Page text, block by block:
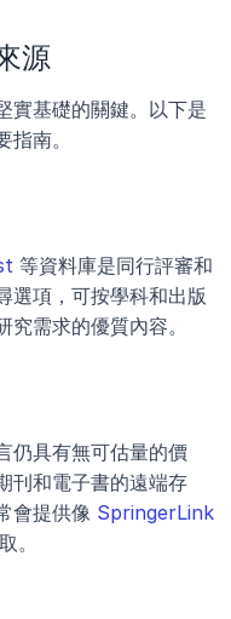
源
實基礎的關鍵。以下是
南。
等資料庫是同行評審和
選項，可按學科和出版
需求的優質內容。
仍具有無可估量的價
刊和電子書的遠端存
會提供像 SpringerLink
。